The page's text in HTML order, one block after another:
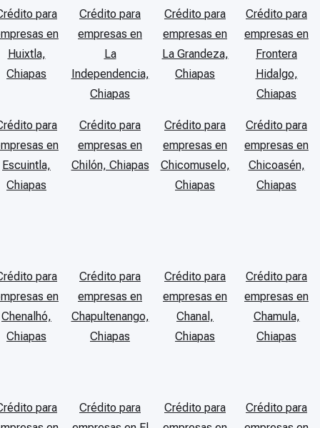
para
en
Huixtla,
Chiapas
Crédito para
empresas en
La
Independencia,
Chiapas
Crédito para
empresas en
La Grandeza,
Chiapas
Crédito para
empresas en
Frontera
Hidalgo,
Chiapas
para
en
Escuintla,
Chiapas
Crédito para
empresas en
Chilón, Chiapas
Crédito para
empresas en
Chicomuselo,
Chiapas
Crédito para
empresas en
Chicoasén,
Chiapas
para
en
Chenalhó,
Chiapas
Crédito para
empresas en
Chapultenango,
Chiapas
Crédito para
empresas en
Chanal,
Chiapas
Crédito para
empresas en
Chamula,
Chiapas
para
Crédito para
Crédito para
Crédito para